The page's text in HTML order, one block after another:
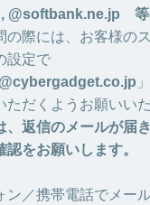
@softbank.ne.jp 等
の際には、お客様の
設定で
ただくようお願いいた
、返信のメールが届
をお願いします。
／携帯電話でメー